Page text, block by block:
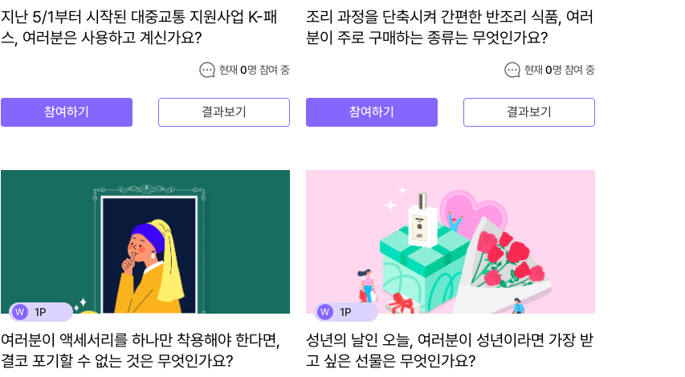
지난 5/1부터 시작된 대중교통 지원사업 K-패
스, 여러분은 사용하고 계신가요?
현재0명 참여 중
참여하기 결과보기
조리 과정을 단축시켜 간편한 반조리 식품, 여러
분이 주로 구매하는 종류는 무엇인가요?
현재0명 참여 중
참여하기 결과보기
W 1P
여러분이 액세서리를 하나만 착용해야 한다면,
결코 포기할 수 없는 것은 무엇인가요?
W 1P
성년의 날인 오늘, 여러분이 성년이라면 가장 받
고 싶은 선물은 무엇인가요?